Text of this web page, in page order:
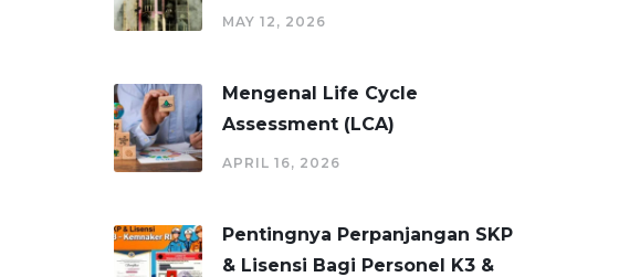
MAY 12, 2026
Mengenal Life Cycle
Assessment (LCA)
APRIL 16, 2026
Pentingnya Perpanjangan SKP
& Lisensi Bagi Personel K3 &